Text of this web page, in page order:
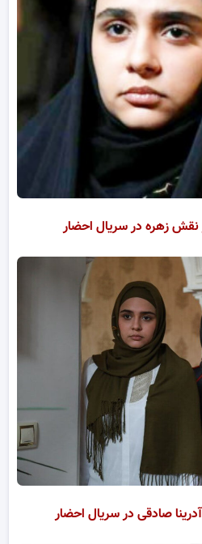
نقش زهره در سریال احضار
صادقی در سریال احضار